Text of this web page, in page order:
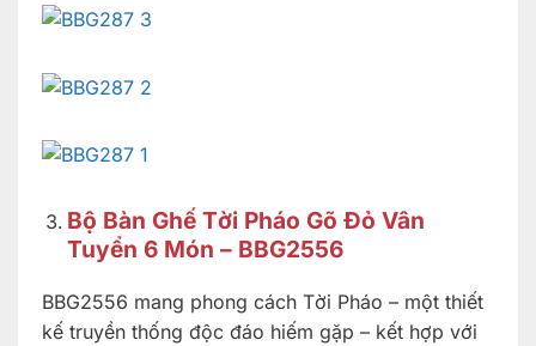
Bộ Bàn Ghế Tời Pháo Gõ Đỏ Vân
Tuyển 6 Món – BBG2556
BBG2556 mang phong cách Tời Pháo – một thiết
kế truyền thống độc đáo hiếm gặp – kết hợp với